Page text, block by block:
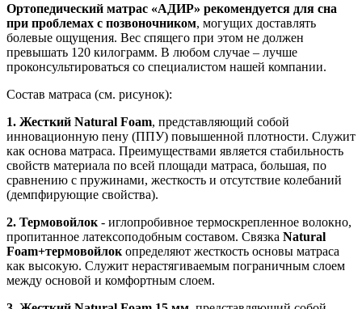
Ортопедический матрас «АДИР» рекомендуется для сна
при проблемах с позвоночником, могущих доставлять
болевые ощущения. Вес спящего при этом не должен
превышать 120 килограмм. В любом случае – лучше
проконсультироваться со специалистом нашей компании.
Состав матраса (см. рисунок):
1. Жесткий Natural Foam, представляющий собой
инновационную пену (ППУ) повышенной плотности. Служит
как основа матраса. Преимуществами является стабильность
свойств материала по всей площади матраса, большая, по
сравнению с пружинами, жесткость и отсутствие колебаний
(демпфирующие свойства).
2. Термовойлок - иглопробивное термоскрепленное волокно,
пропитанное латексоподобным составом. Связка Natural
Foam+термовойлок определяют жесткость основы матраса
как высокую. Служит нерастягиваемым пограничным слоем
между основой и комфортным слоем.